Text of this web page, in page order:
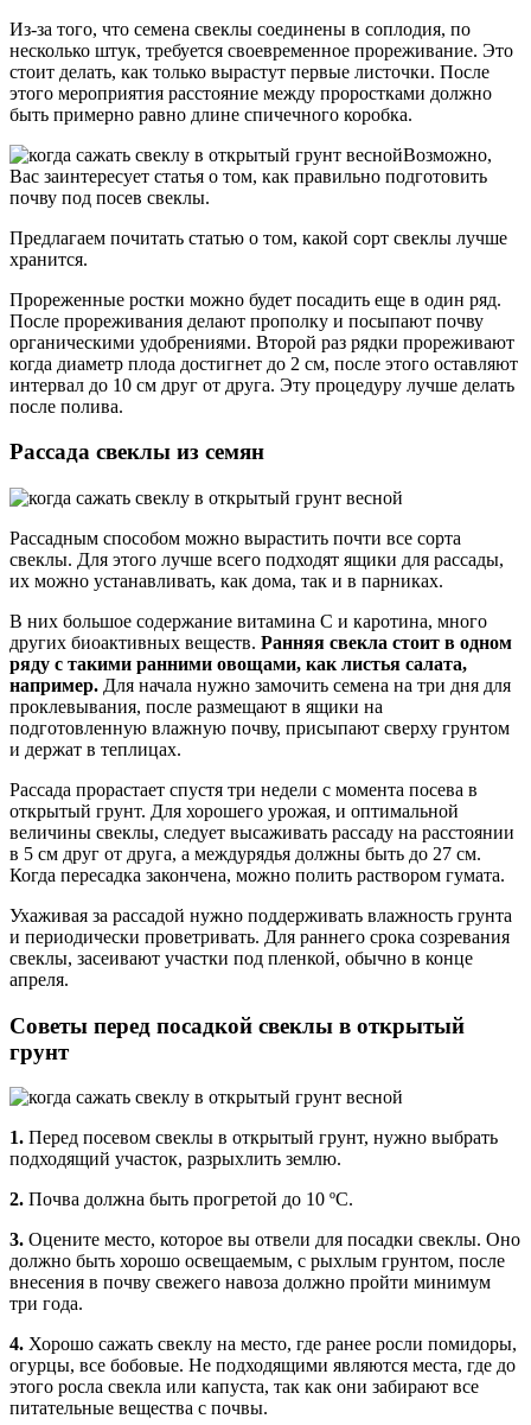
Из-за того, что семена свеклы соединены в соплодия, по
несколько штук, требуется своевременное прореживание. Это
стоит делать, как только вырастут первые листочки. После
этого мероприятия расстояние между проростками должно
быть примерно равно длине спичечного коробка.
Возможно,
Вас заинтересует статья о том, как правильно подготовить
почву под посев свеклы.
Предлагаем почитать статью о том, какой сорт свеклы лучше
хранится.
Прореженные ростки можно будет посадить еще в один ряд.
После прореживания делают прополку и посыпают почву
органическими удобрениями. Второй раз рядки прореживают
когда диаметр плода достигнет до 2 см, после этого оставляют
интервал до 10 см друг от друга. Эту процедуру лучше делать
после полива.
Рассада свеклы из семян
Рассадным способом можно вырастить почти все сорта
свеклы. Для этого лучше всего подходят ящики для рассады,
их можно устанавливать, как дома, так и в парниках.
В них большое содержание витамина С и каротина, много
других биоактивных веществ. Ранняя свекла стоит в одном
ряду с такими ранними овощами, как листья салата,
например. Для начала нужно замочить семена на три дня для
проклевывания, после размещают в ящики на
подготовленную влажную почву, присыпают сверху грунтом
и держат в теплицах.
Рассада прорастает спустя три недели с момента посева в
открытый грунт. Для хорошего урожая, и оптимальной
величины свеклы, следует высаживать рассаду на расстоянии
в 5 см друг от друга, а междурядья должны быть до 27 см.
Когда пересадка закончена, можно полить раствором гумата.
Ухаживая за рассадой нужно поддерживать влажность грунта
и периодически проветривать. Для раннего срока созревания
свеклы, засеивают участки под пленкой, обычно в конце
апреля.
Советы перед посадкой свеклы в открытый
грунт
1. Перед посевом свеклы в открытый грунт, нужно выбрать
подходящий участок, разрыхлить землю.
2. Почва должна быть прогретой до 10 ºC.
3. Оцените место, которое вы отвели для посадки свеклы. Оно
должно быть хорошо освещаемым, с рыхлым грунтом, после
внесения в почву свежего навоза должно пройти минимум
три года.
4. Хорошо сажать свеклу на место, где ранее росли помидоры,
огурцы, все бобовые. Не подходящими являются места, где до
этого росла свекла или капуста, так как они забирают все
питательные вещества с почвы.